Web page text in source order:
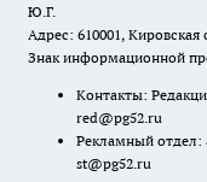
Ю.Г.
Адрес: 610001,
Знак информационной
Контакты:
red@pg52.ru
Рекламный отдел:
st@pg52.ru